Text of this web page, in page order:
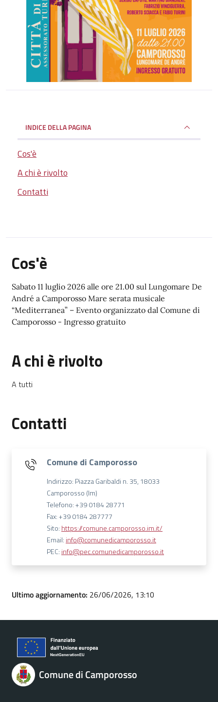
INDICE DELLA PAGINA
Cos'è
A chi è rivolto
Contatti
Cos'è
Sabato 11 luglio 2026 alle ore 21.00 sul Lungomare De
André a Camporosso Mare serata musicale
“Mediterranea” – Evento organizzato dal Comune di
Camporosso - Ingresso gratuito
A chi è rivolto
A tutti
Contatti
Comune di Camporosso
Indirizzo: Piazza Garibaldi n. 35, 18033
Camporosso (Im)
Telefono: +39 0184 28771
Fax: +39 0184 287777
Sito: https://comune.camporosso.im.it/
Email: info@comunedicamporosso.it
PEC: info@pec.comunedicamporosso.it
Ultimo aggiornamento: 26/06/2026, 13:10
Comune di Camporosso